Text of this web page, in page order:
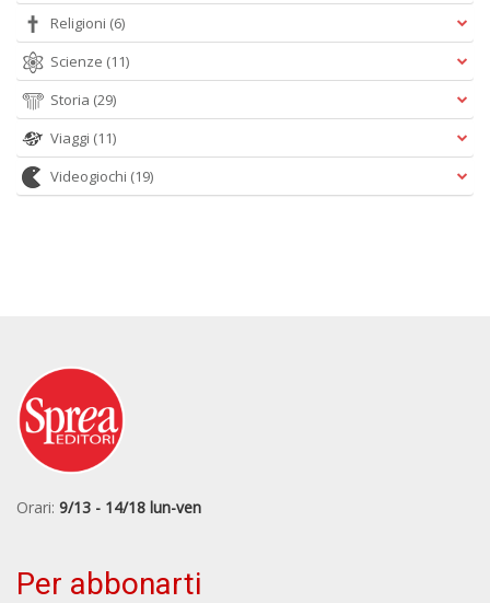
Religioni (6)
Scienze (11)
Storia (29)
Viaggi (11)
Videogiochi (19)
Orari: 9/13 - 14/18 lun-ven
Per abbonarti